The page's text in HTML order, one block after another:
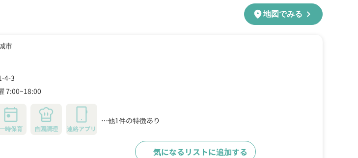
location_on地図でみる chevron_right
市
4-3
7:00~18:00
時保育 自園調理 連絡アプリ
…他1件の特徴あり
気になるリストに追加する